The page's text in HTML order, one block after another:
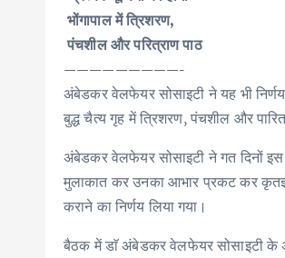
भोंगापाल में त्रिशरण,
पंचशील और परित्राण पाठ
—————————-
अंबेडकर वेलफेयर सोसाइटी ने यह भी निर्णय
बुद्ध चैत्य गृह में त्रिशरण, पंचशील और
अंबेडकर वेलफेयर सोसाइटी ने गत दिनों इस
मुलाकात कर उनका आभार प्रकट कर
कराने का निर्णय लिया गया।
बैठक में डाॅ अंबेडकर वेलफेयर सोसाइटी के